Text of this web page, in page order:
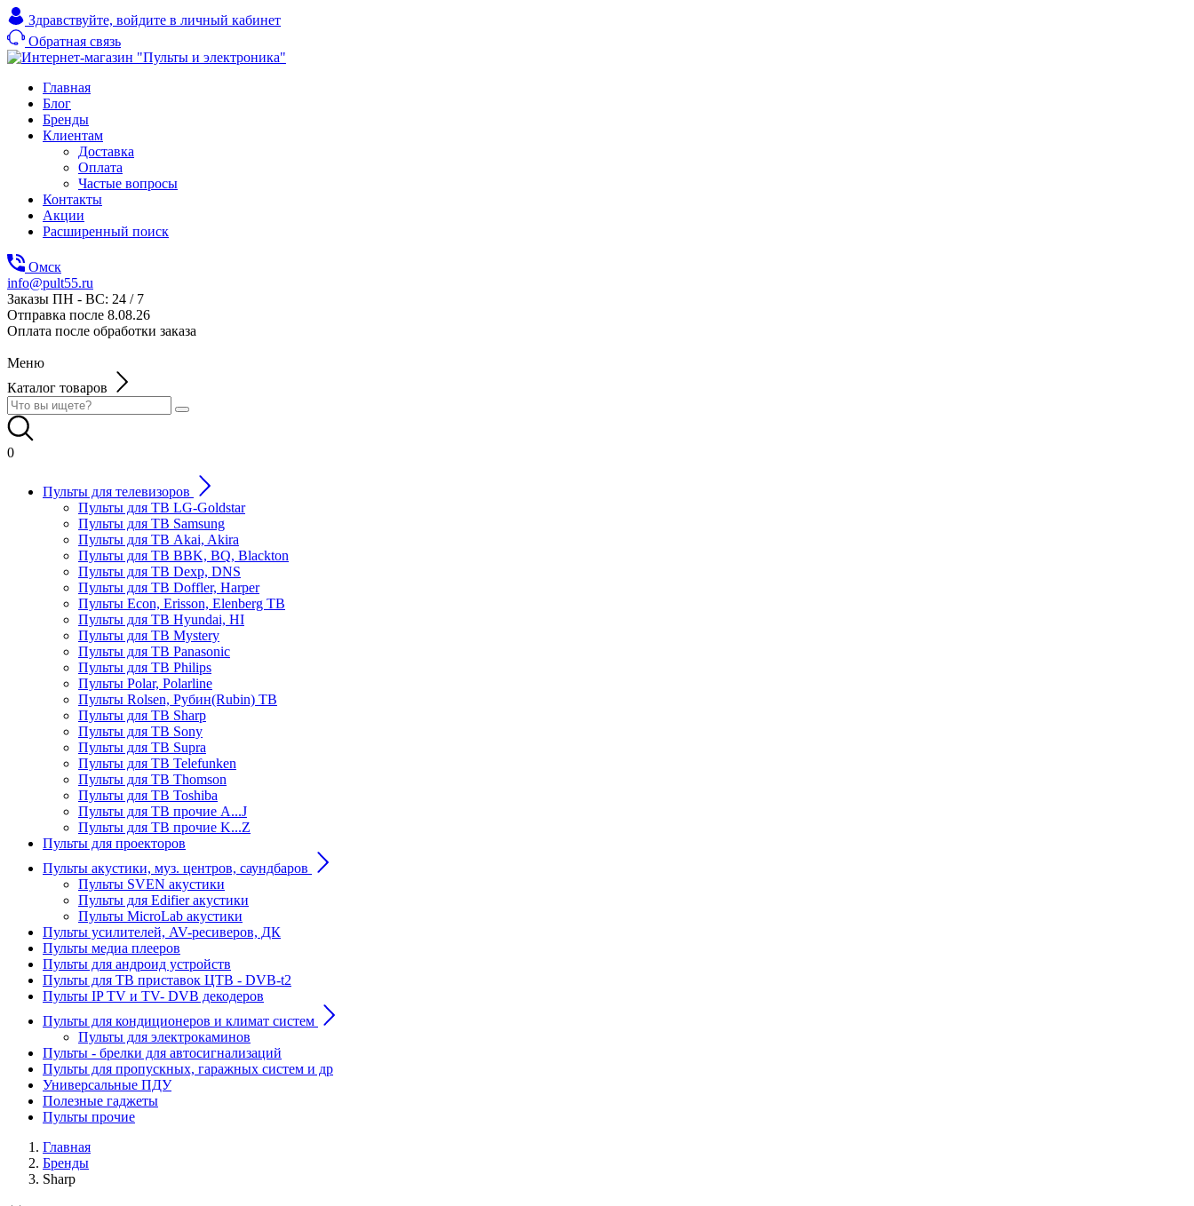
Здравствуйте, войдите в личный кабинет
Обратная связь
Главная
Блог
Бренды
Клиентам
Доставка
Оплата
Частые вопросы
Контакты
Акции
Расширенный поиск
Омск
info@pult55.ru
Заказы ПН - ВС: 24 / 7
Отправка после 8.08.26
Оплата после обработки заказа
Меню
Каталог товаров
0
Пульты для телевизоров
Пульты для ТВ LG-Goldstar
Пульты для ТВ Samsung
Пульты для ТВ Akai, Akira
Пульты для ТВ BBK, BQ, Blackton
Пульты для ТВ Dexp, DNS
Пульты для ТВ Doffler, Harper
Пульты Econ, Erisson, Elenberg ТВ
Пульты для ТВ Hyundai, HI
Пульты для ТВ Mystery
Пульты для ТВ Panasonic
Пульты для ТВ Philips
Пульты Polar, Polarline
Пульты Rolsen, Рубин(Rubin) ТВ
Пульты для ТВ Sharp
Пульты для ТВ Sony
Пульты для ТВ Supra
Пульты для ТВ Telefunken
Пульты для ТВ Thomson
Пульты для ТВ Toshiba
Пульты для ТВ прочие A...J
Пульты для ТВ прочие K...Z
Пульты для проекторов
Пульты акустики, муз. центров, саундбаров
Пульты SVEN акустики
Пульты для Edifier акустики
Пульты MicroLab акустики
Пульты усилителей, AV-ресиверов, ДК
Пульты медиа плееров
Пульты для андроид устройств
Пульты для ТВ приставок ЦТВ - DVB-t2
Пульты IP TV и TV- DVB декодеров
Пульты для кондиционеров и климат систем
Пульты для электрокаминов
Пульты - брелки для автосигнализаций
Пульты для пропускных, гаражных систем и др
Универсальные ПДУ
Полезные гаджеты
Пульты прочие
Главная
Бренды
Sharp